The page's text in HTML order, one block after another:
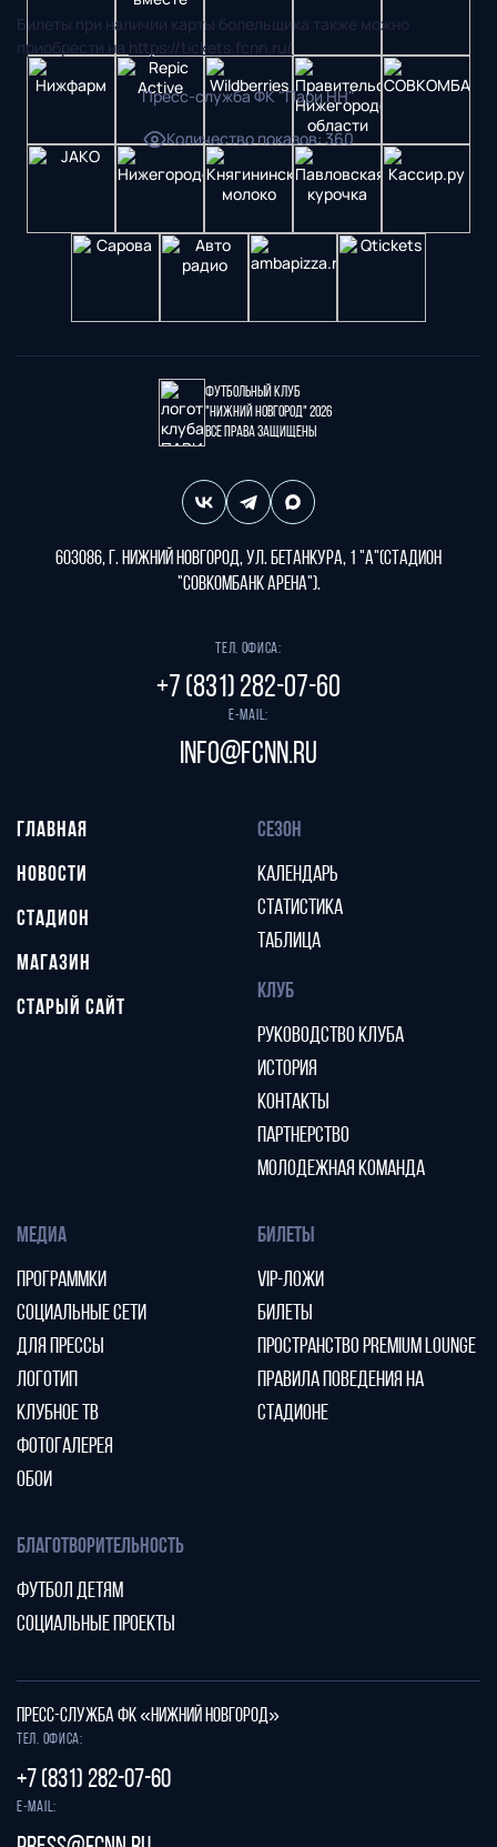
Билеты при наличии карты болельщика также можно
приобрести на https://tickets.fcnn.ru/
Пресс-служба ФК "Пари НН"
Количество показов:360
Футбольный клуб
"Нижний Новгород" 2026
Все права защищены
603086, г. Нижний Новгород, ул. Бетанкура, 1 "А"(стадион
"СОВКОМБАНК АРЕНА").
Тел. офиса:
+7 (831) 282-07-60
E-mail:
info@fcnn.ru
ГЛАВНАЯ
НОВОСТИ
СТАДИОН
МАГАЗИН
СТАРЫЙ САЙТ
СЕЗОН
КАЛЕНДАРЬ
СТАТИСТИКА
ТАБЛИЦА
КЛУБ
РУКОВОДСТВО КЛУБА
ИСТОРИЯ
КОНТАКТЫ
ПАРТНЕРСТВО
МОЛОДЕЖНАЯ КОМАНДА
МЕДИА
ПРОГРАММКИ
СОЦИАЛЬНЫЕ СЕТИ
ДЛЯ ПРЕССЫ
ЛОГОТИП
КЛУБНОЕ ТВ
ФОТОГАЛЕРЕЯ
ОБОИ
БИЛЕТЫ
VIP-ЛОЖИ
БИЛЕТЫ
ПРОСТРАНСТВО PREMIUM LOUNGE
ПРАВИЛА ПОВЕДЕНИЯ НА
СТАДИОНЕ
БЛАГОТВОРИТЕЛЬНОСТЬ
ФУТБОЛ ДЕТЯМ
СОЦИАЛЬНЫЕ ПРОЕКТЫ
ПРЕСС-СЛУЖБА ФК «НИЖНИЙ НОВГОРОД»
Тел. офиса:
+7 (831) 282-07-60
E-mail: